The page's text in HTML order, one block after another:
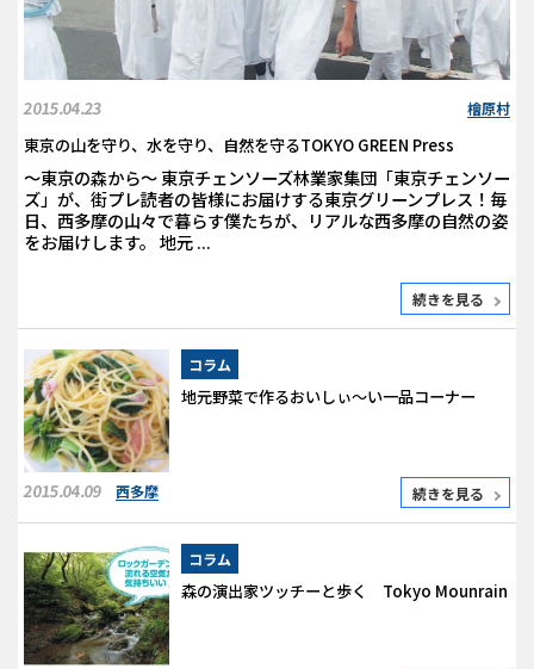
東京の山を守り、水を守り、自然を守るTOKYO GREEN Press
～東京の森から～ 東京チェンソーズ林業家集団「東京チェンソー
ズ」が、街プレ読者の皆様にお届けする東京グリーンプレス！毎
日、西多摩の山々で暮らす僕たちが、リアルな西多摩の自然の姿
をお届けします。 地元 ...
2015.04.23 檜原村
続きを見る
コラム
地元野菜で作るおいしぃ～い一品コーナー
2015.04.09 西多摩 続きを見る
コラム
森の演出家ツッチーと歩く Tokyo Mounrain